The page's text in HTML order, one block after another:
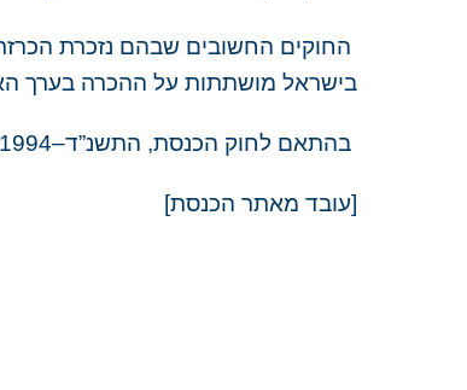
החוקים החשובים שבהם נזכרת
בישראל מושתתות על ההכרה בערך
בהתאם לחוק הכנסת, התשנ”ד–1994, בישיבת הפתיחה של הכנסת קוראים קטעים מתוך הכרזת העצמאות.
[עובד מאתר הכנסת]